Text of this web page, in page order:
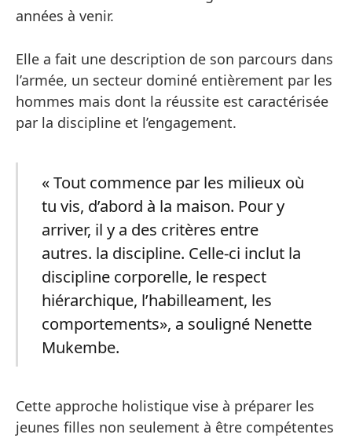
années à venir.
Elle a fait une description de son parcours dans
l’armée, un secteur dominé entièrement par les
hommes mais dont la réussite est caractérisée
par la discipline et l’engagement.
« Tout commence par les milieux où
tu vis, d’abord à la maison. Pour y
arriver, il y a des critères entre
autres. la discipline. Celle-ci inclut la
discipline corporelle, le respect
hiérarchique, l’habilleament, les
comportements», a souligné Nenette
Mukembe.
Cette approche holistique vise à préparer les
jeunes filles non seulement à être compétentes